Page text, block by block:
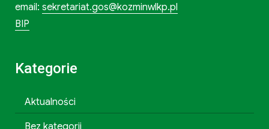
email: sekretariat.gos@kozminwlkp.pl
BIP
Kategorie
Aktualności
Bez kategorii